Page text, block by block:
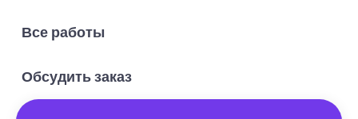
Все работы
Обсудить заказ